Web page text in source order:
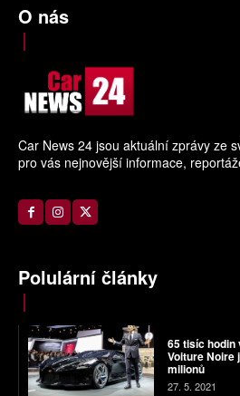
O nás
Car News 24 jsou aktuální zprávy ze
pro vás nejnovější informace,
Polulární články
65 tisíc hodin
Voiture Noire
milionů
27. 5. 2021